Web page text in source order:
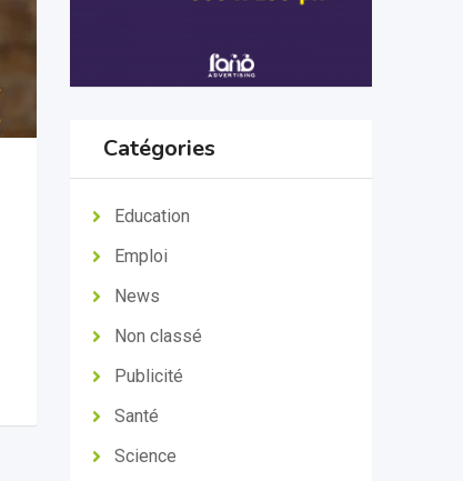
Catégories
Education
Emploi
News
Non classé
Publicité
Santé
Science